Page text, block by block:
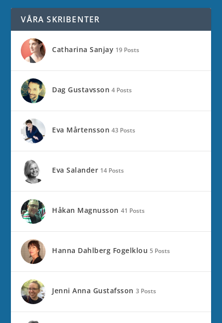
VÅRA SKRIBENTER
Catharina Sanjay 19 Posts
Dag Gustavsson 4 Posts
Eva Mårtensson 43 Posts
Eva Salander 14 Posts
Håkan Magnusson 41 Posts
Hanna Dahlberg Fogelklou 5 Posts
Jenni Anna Gustafsson 3 Posts